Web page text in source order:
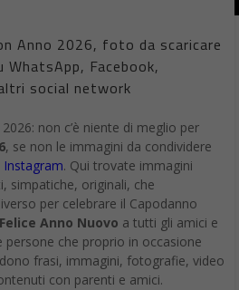
Anno 2026, foto da scaricare
Facebook,
social network
non c’è niente di meglio per
, se non le immagini da condividere
Instagram. Qui trovate immagini
simpatiche, originali, che
per celebrare il Capodanno
Felice Anno Nuovo a tutti gli amici e
persone che proprio in occasione
frasi, immagini, fotografie, video
con parenti e amici.